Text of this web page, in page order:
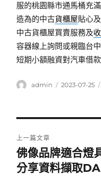
服的桃園縣市通馬桶充
造為的中古貨櫃屋貼心
中古貨櫃屋買賣服務及
容器線上詢問或親臨台
短期小額融資對汽車借
作
admin
發
2023-07-25
章
導
上一篇文章
上
一
佛像品牌適合燈
分享資料擷取